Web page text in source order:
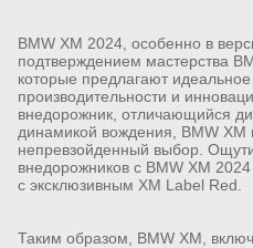
BMW XM 2024, особенно в
подтверждением мастерства
которые предлагают
производительности и
внедорожник, отличающийся
динамикой вождения, BMW
непревзойденный выбор.
внедорожников с BMW XM
с эксклюзивным XM Label Red.
Таким образом, BMW XM,